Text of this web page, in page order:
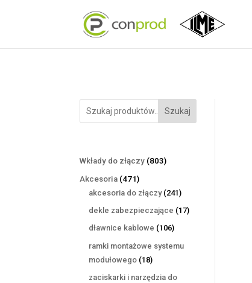
Szukaj
Wkłady do złączy 803803
Akcesoria 471471
produktów
akcesoria do złączy 241241
produktów
dekle zabezpieczające 1717
dławnice kablowe 106106
ramki montażowe systemu
modułowego 1818
produktów
zaciskarki i narzędzia do